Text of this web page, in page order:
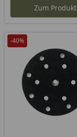
Zum Produkt
-40%